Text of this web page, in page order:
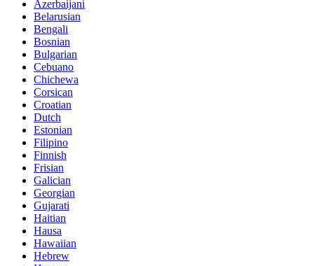
Azerbaijani
Belarusian
Bengali
Bosnian
Bulgarian
Cebuano
Chichewa
Corsican
Croatian
Dutch
Estonian
Filipino
Finnish
Frisian
Galician
Georgian
Gujarati
Haitian
Hausa
Hawaiian
Hebrew